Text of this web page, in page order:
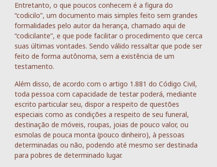
Entretanto, o que poucos conhecem é a figura do
“codicilo”, um documento mais simples feito sem grandes
formalidades pelo autor da herança, chamado aqui de
“codicilante”, e que pode facilitar o procedimento que cerca
suas últimas vontades. Sendo válido ressaltar que pode ser
feito de forma autônoma, sem a existência de um
testamento.
Além disso, de acordo com o artigo 1.881 do Código Civil,
toda pessoa com capacidade de testar poderá, mediante
escrito particular seu, dispor a respeito de questões
especiais como as condições a respeito de seu funeral,
destinação de móveis, roupas, joias de pouco valor, ou
esmolas de pouca monta (pouco dinheiro), à pessoas
determinadas ou não, podendo até mesmo ser destinada
para pobres de determinado lugar.